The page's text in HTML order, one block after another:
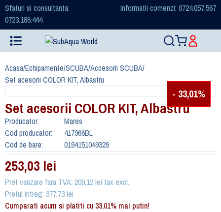
Sfaturi si consultanta:
0723.186.444
Informatii comenzi: 0724.057.567
Acasa/Echipamente/SCUBA/Accesorii SCUBA/
Set acesorii COLOR KIT, Albastru
- 33,01%
Set acesorii COLOR KIT, Albastru
Producator:
Mares
Cod producator:
417966BL
Cod de bare:
0194151049329
253,03 lei
Pret vanzare fara TVA: 209,12 lei tax excl.
Pretul intreg: 377,73 lei
Cumparati acum si platiti cu 33,01% mai putin!